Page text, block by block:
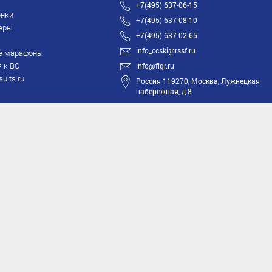
марафоны
к ВС
+7(495) 637-06-15
+7(495) 637-08-10
+7(495) 637-02-65
info_ccski@rssf.ru
info@flgr.ru
Россия 119270, Москва, Лужнецкая
набережная, д.8